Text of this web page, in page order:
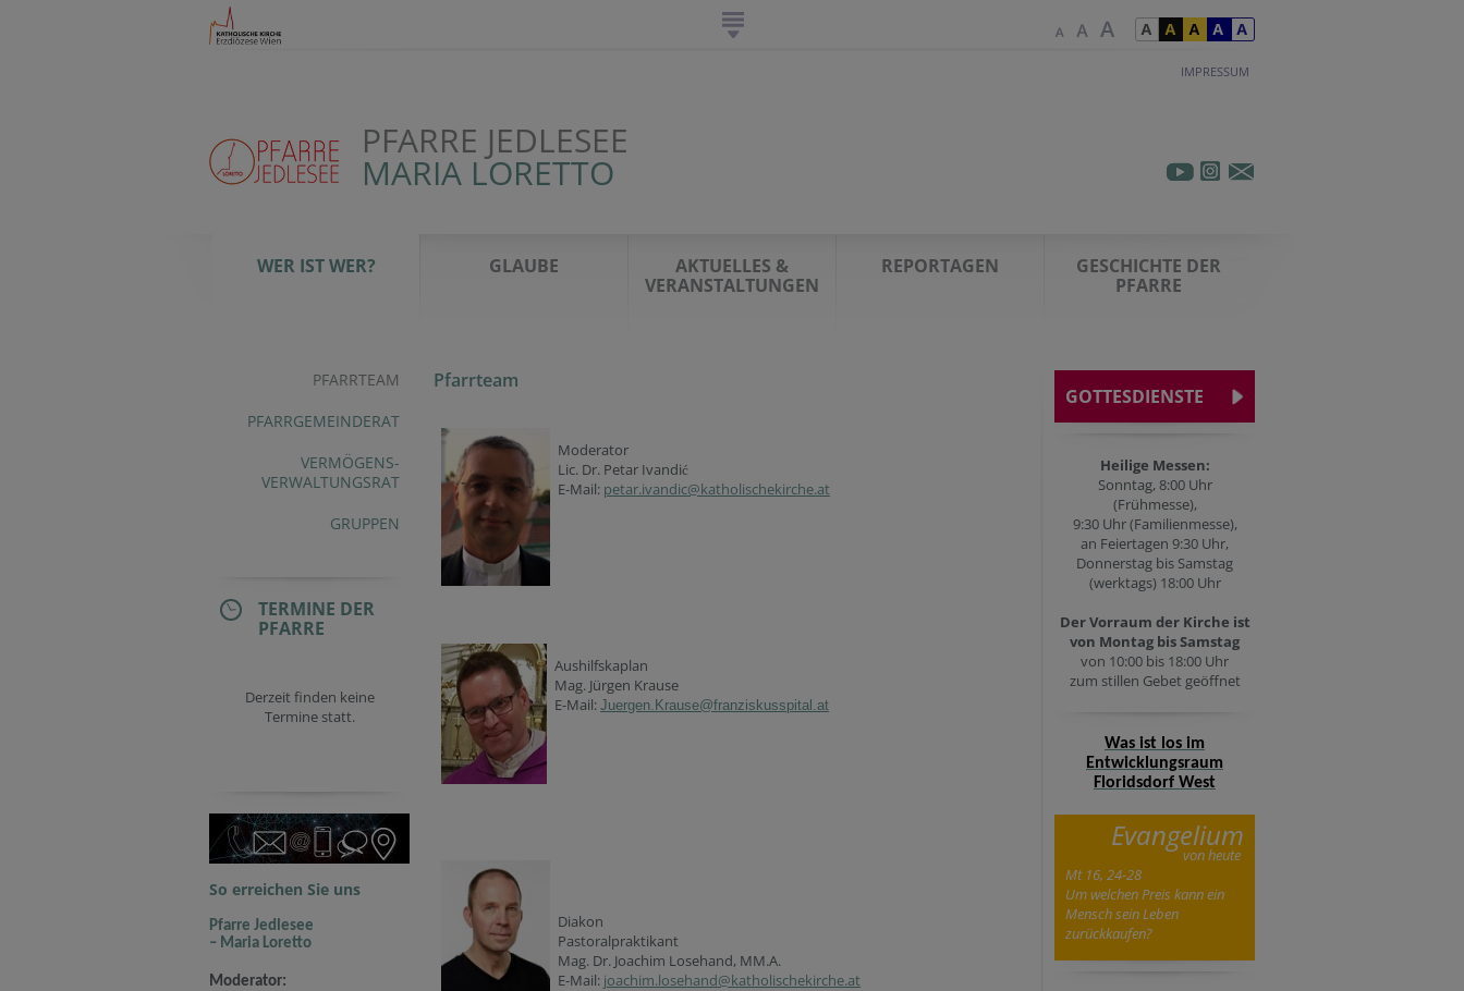
IMPRESSUM
PFARRE JEDLESEE
MARIA LORETTO
WER IST WER? GLAUBE
AKTUELLES &
VERANSTALTUNGEN
REPORTAGEN
GESCHICHTE DER
PFARRE
PFARRTEAM
PFARRGEMEINDERAT
VERMÖGENS-
VERWALTUNGSRAT
GRUPPEN
TERMINE DER
PFARRE
Derzeit finden keine
Termine statt.
So erreichen Sie uns
Pfarre Jedlesee
– Maria Loretto
Moderator:
Pfarrteam
Moderator
Lic. Dr. Petar Ivandić
E-Mail: petar.ivandic@katholischekirche.at
Aushilfskaplan
Mag. Jürgen Krause
E-Mail: Juergen.Krause@franziskusspital.at
Diakon
Pastoralpraktikant
Mag. Dr. Joachim Losehand, MM.A.
E-Mail: joachim.losehand@katholischekirche.at
GOTTESDIENSTE
Heilige Messen:
Sonntag, 8:00 Uhr
(Frühmesse),
9:30 Uhr (Familienmesse),
an Feiertagen 9:30 Uhr,
Donnerstag bis Samstag
(werktags) 18:00 Uhr
Der Vorraum der Kirche ist
von Montag bis Samstag
von 10:00 bis 18:00 Uhr
zum stillen Gebet geöffnet
Was ist los im
Entwicklungsraum
Floridsdorf West
Evangelium
von heute
Mt 16, 24-28
Um welchen Preis kann ein
Mensch sein Leben
zurückkaufen?